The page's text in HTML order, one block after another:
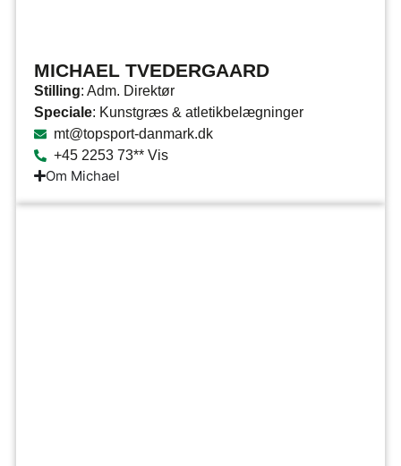
MICHAEL TVEDERGAARD
Stilling: Adm. Direktør
Speciale: Kunstgræs & atletikbelægninger
mt@topsport-danmark.dk
+45 2253 73** Vis
Om Michael